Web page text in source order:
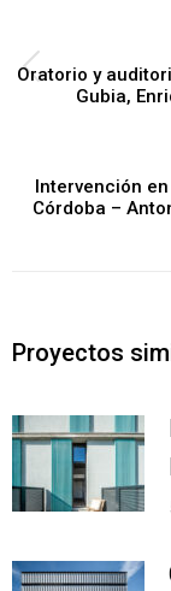
navigation
Oratorio y
Gubia,
Intervención
Córdoba –
Proyectos